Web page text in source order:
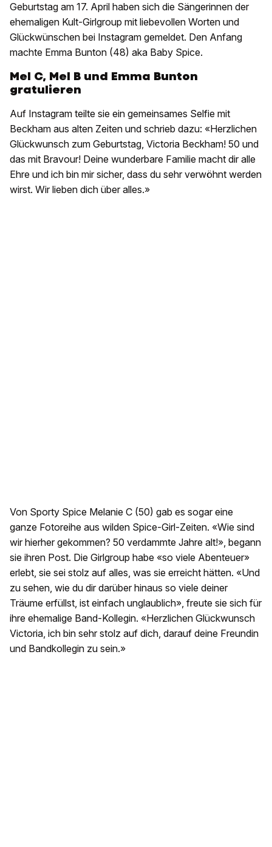
Geburtstag am 17. April haben sich die Sängerinnen der
ehemaligen Kult-Girlgroup mit liebevollen Worten und
Glückwünschen bei Instagram gemeldet. Den Anfang
machte Emma Bunton (48) aka Baby Spice.
Mel C, Mel B und Emma Bunton
gratulieren
Auf Instagram teilte sie ein gemeinsames Selfie mit
Beckham aus alten Zeiten und schrieb dazu: «Herzlichen
Glückwunsch zum Geburtstag, Victoria Beckham! 50 und
das mit Bravour! Deine wunderbare Familie macht dir alle
Ehre und ich bin mir sicher, dass du sehr verwöhnt werden
wirst. Wir lieben dich über alles.»
Von Sporty Spice Melanie C (50) gab es sogar eine
ganze Fotoreihe aus wilden Spice-Girl-Zeiten. «Wie sind
wir hierher gekommen? 50 verdammte Jahre alt!», begann
sie ihren Post. Die Girlgroup habe «so viele Abenteuer»
erlebt, sie sei stolz auf alles, was sie erreicht hätten. «Und
zu sehen, wie du dir darüber hinaus so viele deiner
Träume erfüllst, ist einfach unglaublich», freute sie sich für
ihre ehemalige Band-Kollegin. «Herzlichen Glückwunsch
Victoria, ich bin sehr stolz auf dich, darauf deine Freundin
und Bandkollegin zu sein.»